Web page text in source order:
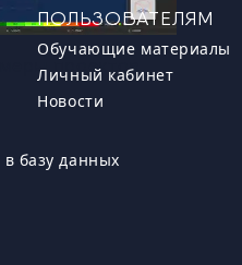
проектов
ПОЛЬЗОВАТЕЛЯМ
Обучающие материалы
Личный кабинет
Новости
базу данных